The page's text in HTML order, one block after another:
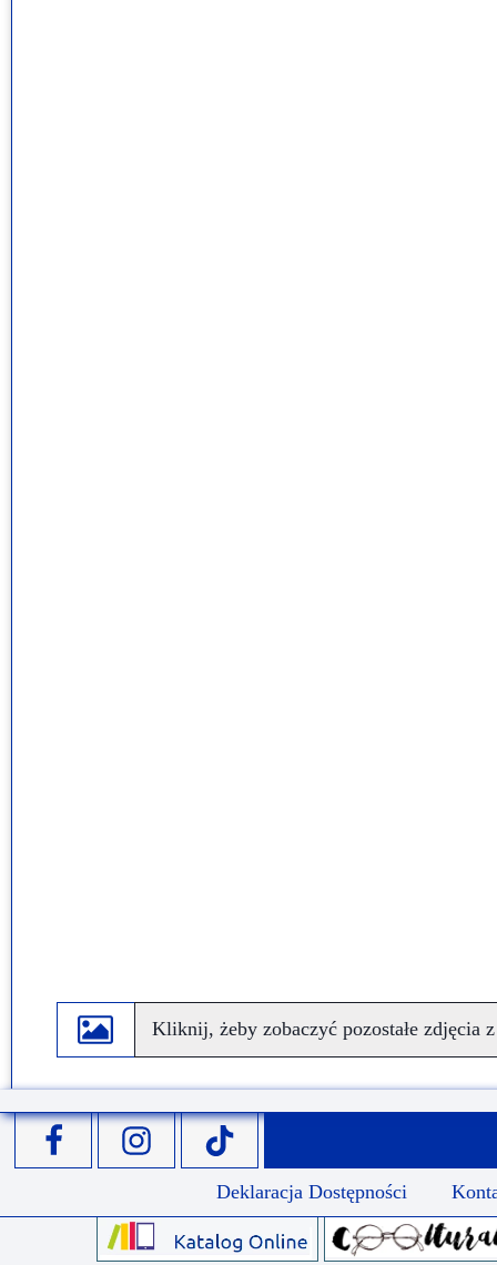
Kliknij, żeby zobaczyć pozostałe zdjęcia
Deklaracja Dostępności